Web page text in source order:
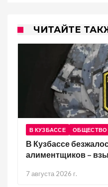
ЧИТАЙТЕ
В КУЗБАССЕ ОБЩЕСТВО
В Кузбассе
алиментщиков –
7 августа 2026 г.